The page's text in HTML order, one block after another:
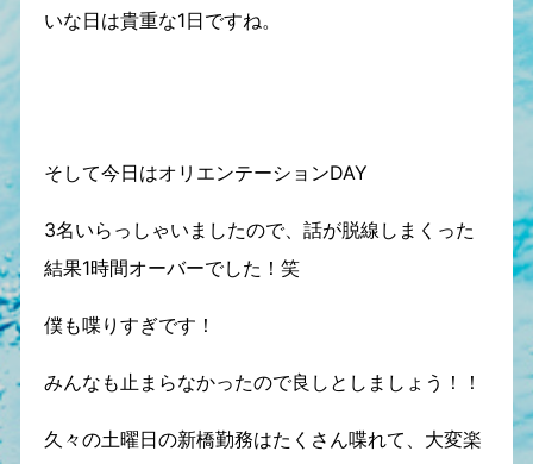
いな日は貴重な1日ですね。
そして今日はオリエンテーションDAY
3名いらっしゃいましたので、話が脱線しまくった
結果1時間オーバーでした！笑
僕も喋りすぎです！
みんなも止まらなかったので良しとしましょう！！
久々の土曜日の新橋勤務はたくさん喋れて、大変楽